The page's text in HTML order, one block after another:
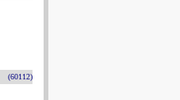
(60112)